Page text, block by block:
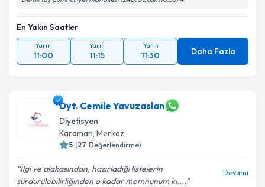
En Yakın Saatler
Yarın
11:00
Yarın
11:15
Yarın
11:30 Daha Fazla
Dyt. Cemile Yavuzaslan
Diyetisyen
Karaman, Merkez
5 (27 Değerlendirme)
İlgi ve alakasından, hazırladığı listelerin
sürdürülebilirliğinden o kadar memnunum ki....
Devamı